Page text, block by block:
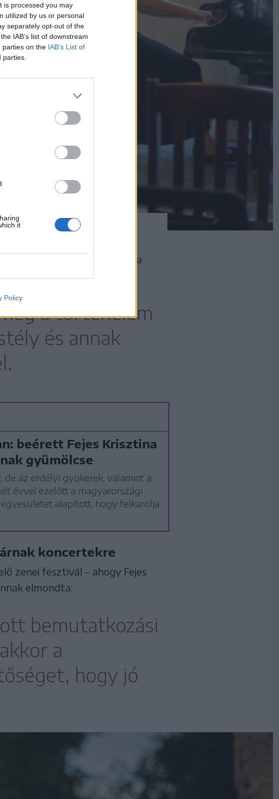
is processed you may
utilized by us or personal
separately opt-out of the
IAB’s list of downstream
parties on the IAB’s List of
it
Policy
túrán vehettek részt a
a történelem
és annak
beérett Fejes Krisztina
gyümölcse
az erdélyi gyökerek, valamint a
évvel ezelőtt a magyarországi
alapított, hogy felkarolja
koncertekre
zenei fesztivál – ahogy Fejes
elmondta:
bemutatkozási
a
hogy jó